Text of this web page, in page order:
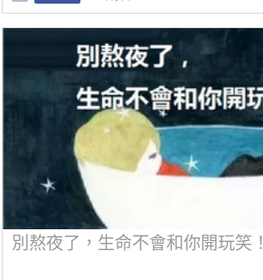
別熬夜了，生命不會和你開玩笑！